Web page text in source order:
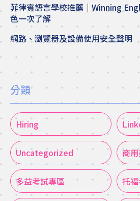
菲律賓語言學校推薦｜Winning
色一次了解
網路、瀏覽器及設備使用安全聲明
分類
Hiring
Uncategorized 商
多益考試專區 托